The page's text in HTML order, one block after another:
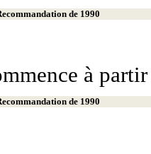
de 1990
à
de 1990